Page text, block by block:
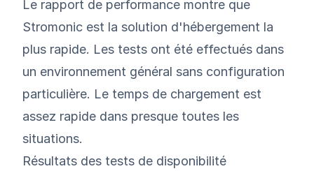
Le rapport de performance montre que
Stromonic est la solution d'hébergement la
plus rapide. Les tests ont été effectués dans
un environnement général sans configuration
particulière. Le temps de chargement est
assez rapide dans presque toutes les
situations.
Résultats des tests de disponibilité